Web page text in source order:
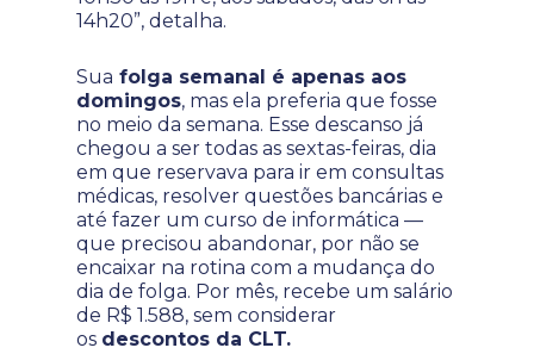
14h20”, detalha.
Sua folga semanal é apenas aos
domingos, mas ela preferia que fosse
no meio da semana. Esse descanso já
chegou a ser todas as sextas-feiras, dia
em que reservava para ir em consultas
médicas, resolver questões bancárias e
até fazer um curso de informática —
que precisou abandonar, por não se
encaixar na rotina com a mudança do
dia de folga. Por mês, recebe um salário
de R$ 1.588, sem considerar
os descontos da CLT.